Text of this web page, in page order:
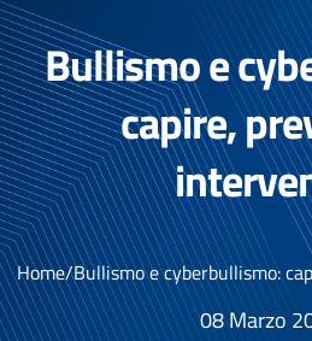
Bullismo e
capire,
Home/Bullismo e cyberbullismo:
08 Marzo